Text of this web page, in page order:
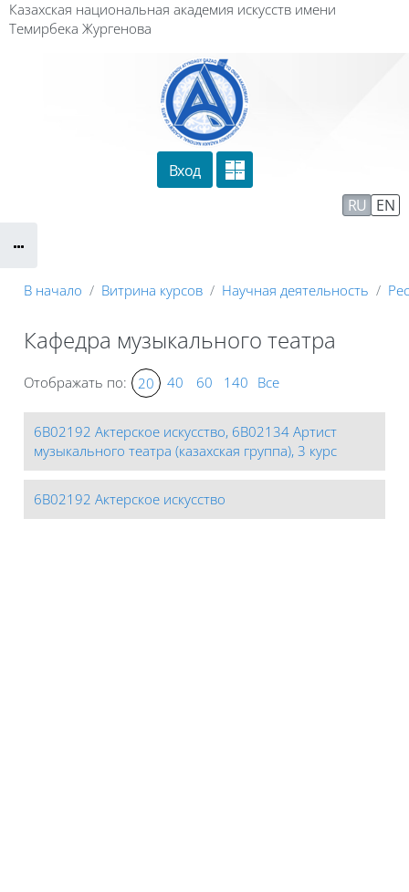
Перейти к основному содержанию
Казахская национальная академия искусств имени
Темирбека Жургенова
Вход
RU EN
В начало Витрина курсов Научная деятельность
Кафедра музыкального театра
Отображать по: 20 40 60 140 Все
6В02192 Актерское искусство, 6В02134 Артист
музыкального театра (казахская группа), 3 курс
6В02192 Актерское искусство